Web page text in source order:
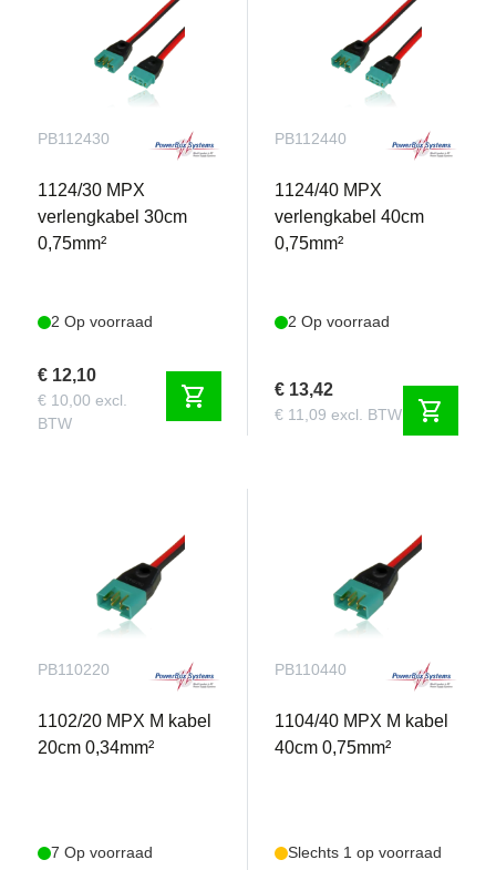
PB112430
1124/30 MPX
verlengkabel 30cm
0,75mm²
2 Op voorraad
€ 12,10
€ 10,00 excl.
BTW
shopping_cart
PB112440
1124/40 MPX
verlengkabel 40cm
0,75mm²
2 Op voorraad
€ 13,42
€ 11,09 excl. BTW shopping_cart
PB110220
1102/20 MPX M kabel
20cm 0,34mm²
7 Op voorraad
PB110440
1104/40 MPX M kabel
40cm 0,75mm²
Slechts 1 op voorraad